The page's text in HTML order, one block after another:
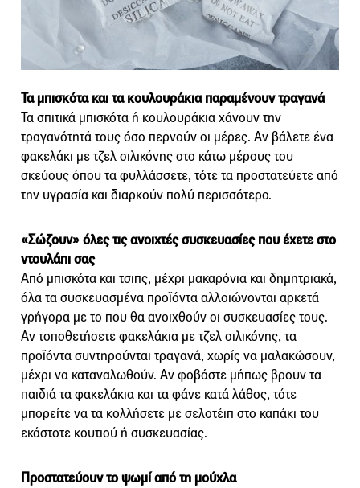
Τα μπισκότα και τα κουλουράκια παραμένουν τραγανά
Τα σπιτικά μπισκότα ή κουλουράκια χάνουν την
τραγανότητά τους όσο περνούν οι μέρες. Αν βάλετε ένα
φακελάκι με τζελ σιλικόνης στο κάτω μέρους του
σκεύους όπου τα φυλλάσσετε, τότε τα προστατεύετε από
την υγρασία και διαρκούν πολύ περισσότερο.
«Σώζουν» όλες τις ανοιχτές συσκευασίες που έχετε στο
ντουλάπι σας
Από μπισκότα και τσιπς, μέχρι μακαρόνια και δημητριακά,
όλα τα συσκευασμένα προϊόντα αλλοιώνονται αρκετά
γρήγορα με το που θα ανοιχθούν οι συσκευασίες τους.
Αν τοποθετήσετε φακελάκια με τζελ σιλικόνης, τα
προϊόντα συντηρούνται τραγανά, χωρίς να μαλακώσουν,
μέχρι να καταναλωθούν. Αν φοβάστε μήπως βρουν τα
παιδιά τα φακελάκια και τα φάνε κατά λάθος, τότε
μπορείτε να τα κολλήσετε με σελοτέιπ στο καπάκι του
εκάστοτε κουτιού ή συσκευασίας.
Προστατεύουν το ψωμί από τη μούχλα